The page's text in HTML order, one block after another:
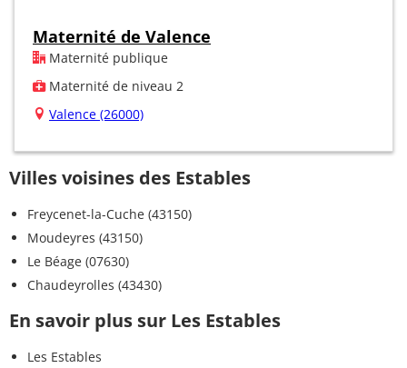
Maternité de Valence
Maternité publique
Maternité de niveau 2
Valence (26000)
Villes voisines des Estables
Freycenet-la-Cuche (43150)
Moudeyres (43150)
Le Béage (07630)
Chaudeyrolles (43430)
En savoir plus sur Les Estables
Les Estables